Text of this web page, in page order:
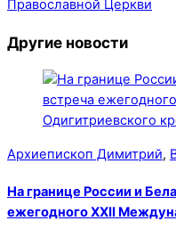
Православной Церкви
Другие новости
Архиепископ Димитрий,
На границе России и
ежегодного XXII